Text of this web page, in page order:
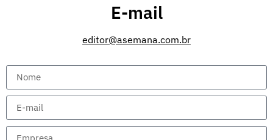
E-mail
editor@asemana.com.br